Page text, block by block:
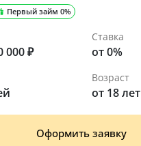
Первый займ 0%
000 ₽
Ставка
от 0%
Возраст
от 18 лет
Оформить заявку